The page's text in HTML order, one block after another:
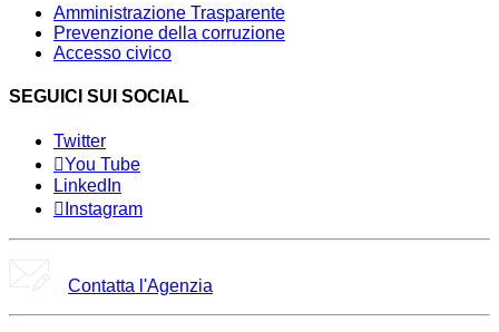
Amministrazione Trasparente
Prevenzione della corruzione
Accesso civico
SEGUICI SUI SOCIAL
Twitter
You Tube
LinkedIn
Instagram
Contatta l'Agenzia